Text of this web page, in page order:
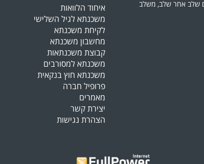
שלב אחר שלב, משלב
איחוד הלוואות
משכנתא לגיל השלישי
לקיחת משכנתא
מחשבון משכנתא
קבוצת משכנתאות
משכנתא למסורבים
משכנתא חוץ בנקאית
פרופיל חברה
מאמרים
יצירת קשר
הצהרת נגישות